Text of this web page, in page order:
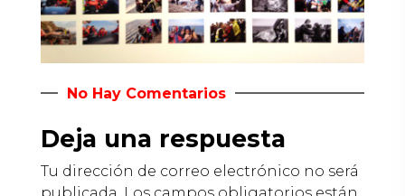
No Hay Comentarios
Deja una respuesta
Tu dirección de correo electrónico no será